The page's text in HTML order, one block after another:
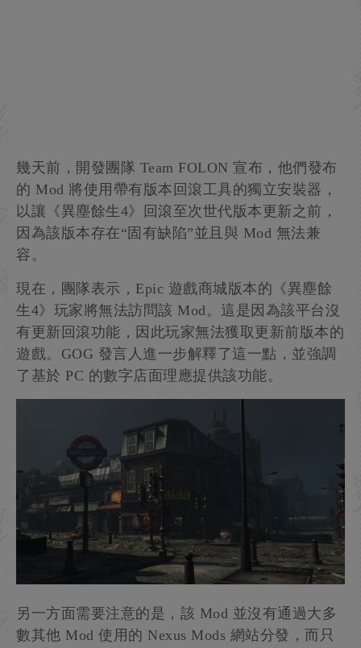
幾天前，開發團隊 Team FOLON 宣布，他們發布
的 Mod 將使用帶有版本回滾工具的獨立安裝器，
以讓《異塵餘生4》回滾至次世代版本更新之前，
因為該版本存在“固有缺陷”並且與 Mod 無法兼
容。
現在，團隊表示，Epic 遊戲商城版本的《異塵餘
生4》玩家將無法訪問該 Mod。這是因為該平台沒
有更新回滾功能，因此玩家無法獲取更新前版本的
遊戲。GOG 發言人進一步解釋了這一點，並強調
了基於 PC 的數字店面理應提供該功能。
另一方面需要注意的是，該 Mod 並沒有通過大多
數其他 Mod 使用的 Nexus Mods 網站分發，而只